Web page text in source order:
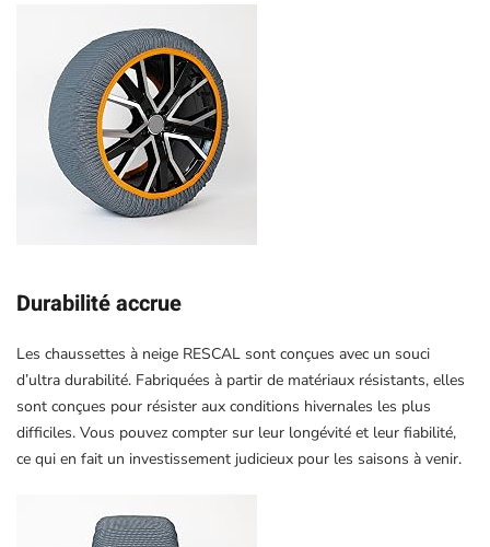
Durabilité accrue
Les chaussettes à neige RESCAL sont conçues avec un souci
d’ultra durabilité. Fabriquées à partir de matériaux résistants, elles
sont conçues pour résister aux conditions hivernales les plus
difficiles. Vous pouvez compter sur leur longévité et leur fiabilité,
ce qui en fait un investissement judicieux pour les saisons à venir.